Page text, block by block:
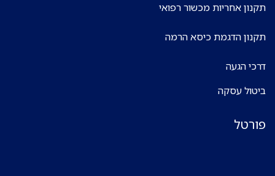
תקנון אחריות מכשור רפואי
תקנון הדגמת כיסא הרמה
דרכי הגעה
ביטול עסקה
פורטל